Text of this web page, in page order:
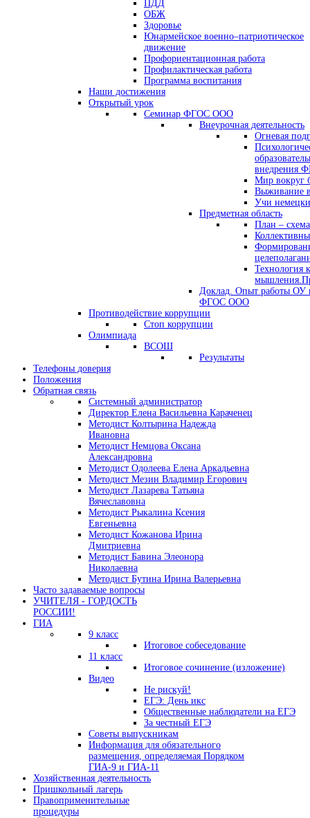
ПДД
ОБЖ
Здоровье
Юнармейское военно–патриотическое
движение
Профориентационная работа
Профилактическая работа
Программа воспитания
Наши достижения
Открытый урок
Семинар ФГОС ООО
Внеурочная деятельность
Огневая
внедрения
Мир вокруг
Выживание
Учи
Предметная область
План –
Технология
Доклад. Опыт работы ОУ
ФГОС ООО
Противодействие коррупции
Стоп коррупции
Олимпиада
ВСОШ
Результаты
Телефоны доверия
Положения
Обратная связь
Системный администратор
Директор Елена Васильевна Караченец
Методист Колтырина Надежда
Ивановна
Методист Немцова Оксана
Александровна
Методист Одолеева Елена Аркадьевна
Методист Мезин Владимир Егорович
Методист Лазарева Татьяна
Вячеславовна
Методист Рыкалина Ксения
Евгеньевна
Методист Кожанова Ирина
Дмитриевна
Методист Бавина Элеонора
Николаевна
Методист Бутина Ирина Валерьевна
Часто задаваемые вопросы
УЧИТЕЛЯ - ГОРДОСТЬ
РОССИИ!
ГИА
9 класс
Итоговое собеседование
11 класс
Итоговое сочинение (изложение)
Видео
Не рискуй!
ЕГЭ: День икс
Общественные наблюдатели на ЕГЭ
За честный ЕГЭ
Советы выпускникам
Информация для обязательного
размещения, определяемая Порядком
ГИА-9 и ГИА-11
Хозяйственная деятельность
Пришкольный лагерь
Правоприменительные
процедуры